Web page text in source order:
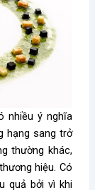
nhiều ý nghĩa
hạng sang trở
thường khác,
hiệu. Có
quả bởi vì khi